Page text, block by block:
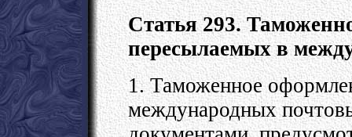
Статья 293.
пересылаемых в
1. Таможенное
международных